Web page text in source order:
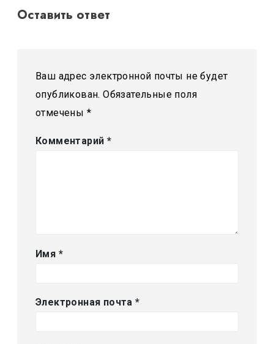
Оставить ответ
Ваш адрес электронной почты не будет
опубликован. Обязательные поля
отмечены *
Комментарий *
Имя *
Электронная почта*